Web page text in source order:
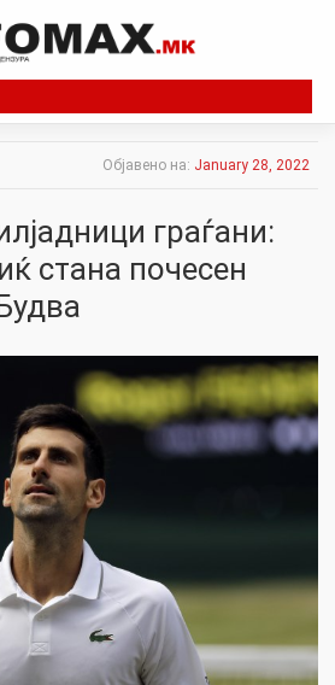
Објавено на: January 28, 2022
граѓани:
стана почесен